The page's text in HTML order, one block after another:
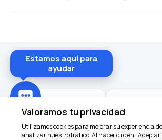
Valoramos tu privacidad
Utilizamos cookies para mejorar su experiencia
analizar nuestro tráfico. Al hacer clic en
Estamos aquí para
ayudar